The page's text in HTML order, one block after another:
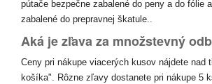
pútače bezpečne zabalené do peny a do fólie
zabalené do prepravnej škatule..
Aká je zľava za množstevný
Ceny pri nákupe viacerých kusov nájdete nad
košíka". Rôzne zľavy dostanete pri nákupe 5